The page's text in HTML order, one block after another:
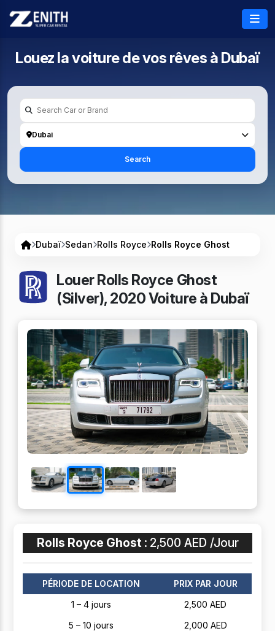
Louez la voiture de vos rêves à Dubaï
Dubai
Search
Dubaï Sedan Rolls Royce Rolls Royce Ghost
Louer Rolls Royce Ghost
(Silver), 2020 Voiture à Dubaï
Rolls Royce Ghost : 2,500 AED /Jour
PÉRIODE DE LOCATION
PRIX PAR JOUR
1 – 4 jours
2,500 AED
5 – 10 jours
2,000 AED